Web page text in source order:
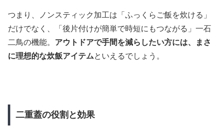
つまり、ノンスティック加工は「ふっくらご飯を炊ける」
だけでなく、「後片付けが簡単で時短にもつながる」一石
二鳥の機能。 アウトドアで手間を減らしたい方には、まさ
に理想的な炊飯アイテムといえるでしょう。
二重蓋の役割と効果